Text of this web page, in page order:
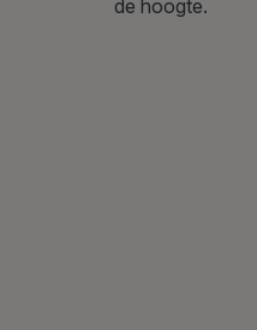
de hoogte.